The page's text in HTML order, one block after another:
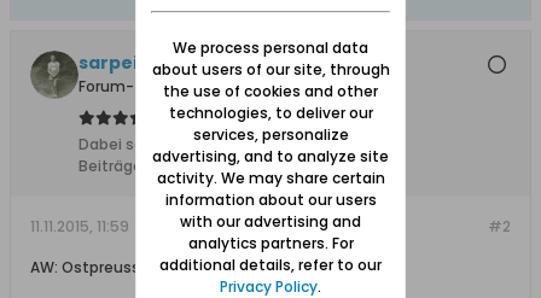
sarpei
Forum-Teilnehmer
Dabei seit:
17.12.2013
Beiträge:
6105
#2
11.11.2015, 11:59
AW: Ostpreussen - Die Wolfskinder
We process personal data
about users of our site, through
the use of cookies and other
technologies, to deliver our
services, personalize
advertising, and to analyze site
activity. We may share certain
information about our users
with our advertising and
analytics partners. For
additional details, refer to our
Privacy Policy.